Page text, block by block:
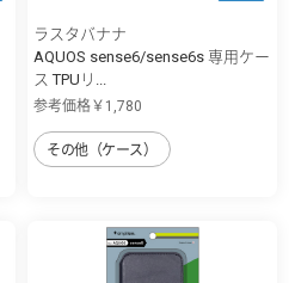
ラスタバナナ
AQUOS sense6/sense6s 専用ケー
ス TPUリ...
参考価格￥1,780
その他（ケース）